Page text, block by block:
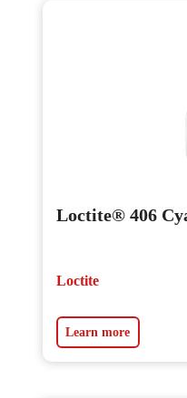
Loctite® 406
Loctite
Learn more